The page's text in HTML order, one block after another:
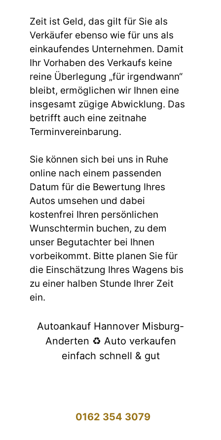
Zeit ist Geld, das gilt für Sie als
Verkäufer ebenso wie für uns als
einkaufendes Unternehmen. Damit
Ihr Vorhaben des Verkaufs keine
reine Überlegung „für irgendwann“
bleibt, ermöglichen wir Ihnen eine
insgesamt zügige Abwicklung. Das
betrifft auch eine zeitnahe
Terminvereinbarung.
Sie können sich bei uns in Ruhe
online nach einem passenden
Datum für die Bewertung Ihres
Autos umsehen und dabei
kostenfrei Ihren persönlichen
Wunschtermin buchen, zu dem
unser Begutachter bei Ihnen
vorbeikommt. Bitte planen Sie für
die Einschätzung Ihres Wagens bis
zu einer halben Stunde Ihrer Zeit
ein.
Autoankauf Hannover Misburg-
Anderten ♻️ Auto verkaufen
einfach schnell & gut
0162 354 3079